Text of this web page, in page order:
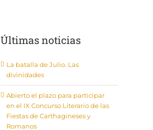
Últimas noticias
La batalla de Julio. Las
divinidades
Abierto el plazo para participar
en el IX Concurso Literario de las
Fiestas de Carthagineses y
Romanos